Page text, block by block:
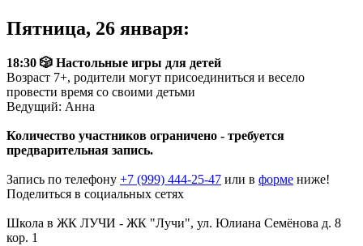
Пятница, 26 января:
18:30 🎲 Настольные игры для детей
Возраст 7+, родители могут присоединиться и весело
провести время со своими детьми
Ведущий: Анна
Количество участников ограничено - требуется
предварительная запись.
Запись по телефону +7 (999) 444-25-47 или в форме ниже!
Поделиться в социальных сетях
Школа в ЖК ЛУЧИ - ЖК "Лучи", ул. Юлиана Семёнова д. 8
кор. 1